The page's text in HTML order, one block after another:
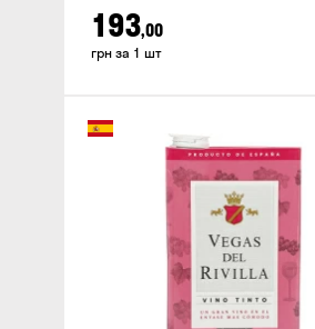
193,00
грн за 1 шт